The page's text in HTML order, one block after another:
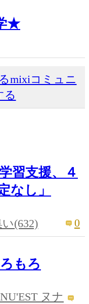
★
mixiコミュニ
る
習支援、４
なし」
(632) 0
もろ
ヌナ